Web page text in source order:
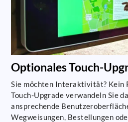
Optionales Touch-
Sie möchten Interaktivität? Kein
Touch-Upgrade verwandeln Sie
ansprechende
Wegweisungen, Bestellungen